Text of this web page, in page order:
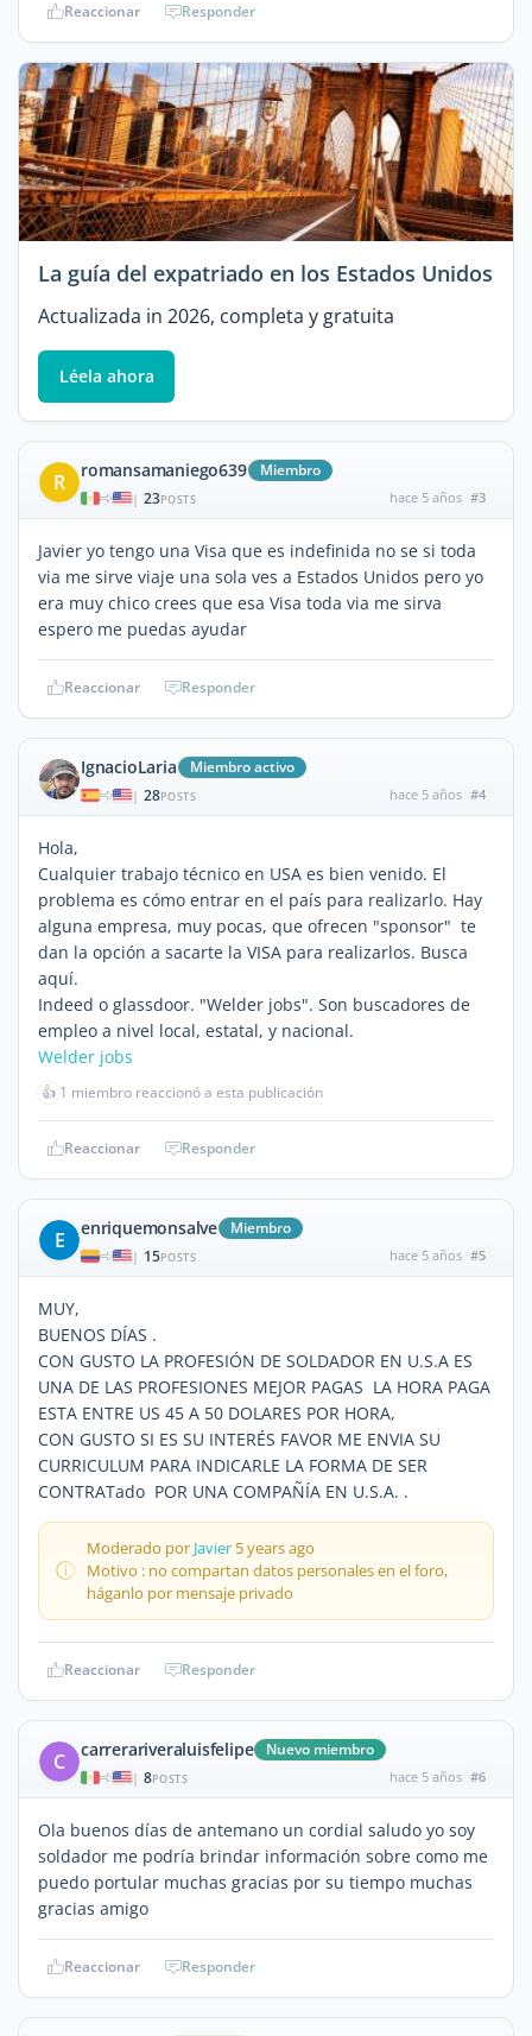
Reaccionar Responder
La guía del expatriado en los Estados Unidos
Actualizada in 2026, completa y gratuita
Léela ahora
R romansamaniego639 Miembro
| 23POSTS hace 5 años #3
Javier yo tengo una Visa que es indefinida no se si toda
via me sirve viaje una sola ves a Estados Unidos pero yo
era muy chico crees que esa Visa toda via me sirva
espero me puedas ayudar
Reaccionar Responder
IgnacioLaria Miembro activo
| 28POSTS hace 5 años #4
Hola,
Cualquier trabajo técnico en USA es bien venido. El
problema es cómo entrar en el país para realizarlo. Hay
alguna empresa, muy pocas, que ofrecen "sponsor" te
dan la opción a sacarte la VISA para realizarlos. Busca
aquí.
Indeed o glassdoor. "Welder jobs". Son buscadores de
empleo a nivel local, estatal, y nacional.
Welder jobs
👍 1 miembro reaccionó a esta publicación
Reaccionar Responder
E enriquemonsalve Miembro
| 15POSTS hace 5 años #5
MUY,
BUENOS DÍAS .
CON GUSTO LA PROFESIÓN DE SOLDADOR EN U.S.A ES
UNA DE LAS PROFESIONES MEJOR PAGAS LA HORA PAGA
ESTA ENTRE US 45 A 50 DOLARES POR HORA,
CON GUSTO SI ES SU INTERÉS FAVOR ME ENVIA SU
CURRICULUM PARA INDICARLE LA FORMA DE SER
CONTRATado POR UNA COMPAÑÍA EN U.S.A. .
Moderado por Javier 5 years ago
Motivo : no compartan datos personales en el foro,
háganlo por mensaje privado
Reaccionar Responder
C carrerariveraluisfelipe Nuevo miembro
| 8POSTS hace 5 años #6
Ola buenos días de antemano un cordial saludo yo soy
soldador me podría brindar información sobre como me
puedo portular muchas gracias por su tiempo muchas
gracias amigo
Reaccionar Responder